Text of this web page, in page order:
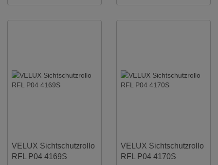
VELUX Sichtschutzrollo
RFL P04 4169S
VELUX Sichtschutzrollo
RFL P04 4170S